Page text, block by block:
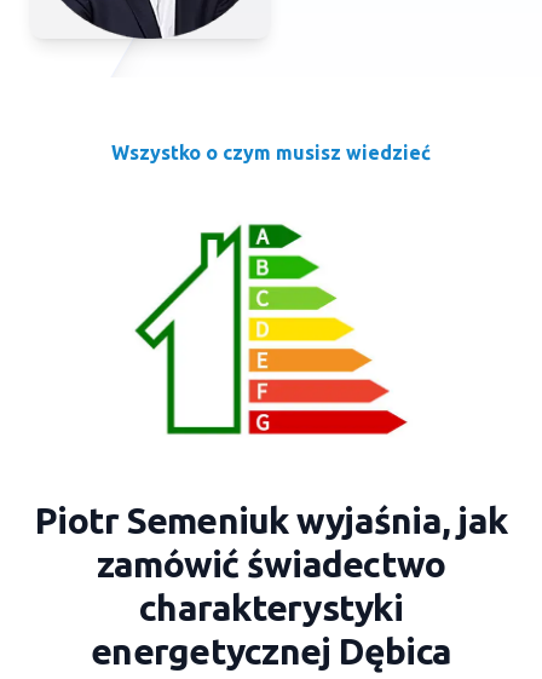
Wszystko o czym musisz wiedzieć
Piotr Semeniuk wyjaśnia, jak
zamówić świadectwo
charakterystyki
energetycznej Dębica